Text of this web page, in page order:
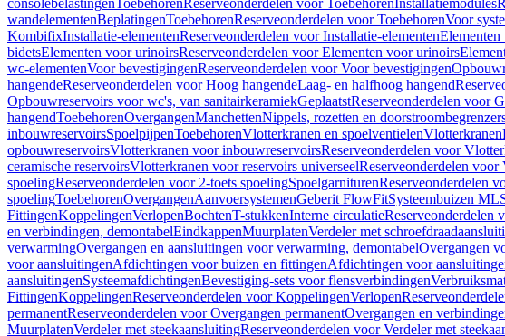
consolebelastingenToebehorenReserveonderdelen voor ToebehorenInstallatiemodules
wandelementenBeplatingenToebehorenReserveonderdelen voor ToebehorenVoor
KombifixInstallatie-elementenReserveonderdelen voor Installatie-elementen
bidetsElementen voor urinoirsReserveonderdelen voor Elementen voor urinoirs
wc-elementenVoor bevestigingenReserveonderdelen voor Voor bevestigingen
hangendeReserveonderdelen voor Hoog hangendeLaag- en halfhoog hangend
Opbouwreservoirs voor wc's, van sanitairkeramiekGeplaatstReserveonderdelen voor
hangendToebehorenOvergangenManchettenNippels, rozetten en
inbouwreservoirsSpoelpijpenToebehorenVlotterkranen en spoelventielenVlotterkranen
opbouwreservoirsVlotterkranen voor inbouwreservoirsReserveonderdelen voor
ceramische reservoirsVlotterkranen voor reservoirs universeelReserveonderdelen
spoelingReserveonderdelen voor 2-toets spoelingSpoelgarniturenReserveonderdelen
spoelingToebehorenOvergangenAanvoersystemenGeberit FlowFitSysteembuizen ML
FittingenKoppelingenVerlopenBochtenT-stukkenInterne circulatieReserveonderdelen
en verbindingen, demontabelEindkappenMuurplatenVerdeler met
verwarmingOvergangen en aansluitingen voor verwarming, demontabelOvergangen
voor aansluitingenAfdichtingen voor buizen en fittingenAfdichtingen voor
aansluitingenSysteemafdichtingenBevestiging-sets voor flensverbindingen
FittingenKoppelingenReserveonderdelen voor KoppelingenVerlopen
permanentReserveonderdelen voor Overgangen permanentOvergangen en
MuurplatenVerdeler met steekaansluitingReserveonderdelen voor Verdeler met